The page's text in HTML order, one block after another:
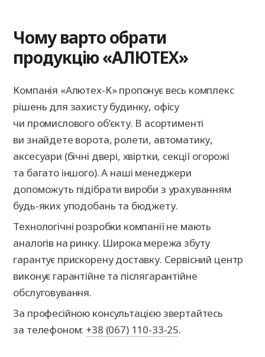
Чому варто обрати
продукцію «АЛЮТЕХ»
Компанія «Алютех-К» пропонує весь комплекс
рішень для захисту будинку, офісу
чи промислового об’єкту. В асортименті
ви знайдете ворота, ролети, автоматику,
аксесуари (бічні двері, хвіртки, секції огорожі
та багато іншого). А наші менеджери
допоможуть підібрати вироби з урахуванням
будь-яких уподобань та бюджету.
Технологічні розробки компанії не мають
аналогів на ринку. Широка мережа збуту
гарантує прискорену доставку. Сервісний центр
виконує гарантійне та післягарантійне
обслуговування.
За професійною консультацією звертайтесь
за телефоном: +38 (067) 110-33-25.